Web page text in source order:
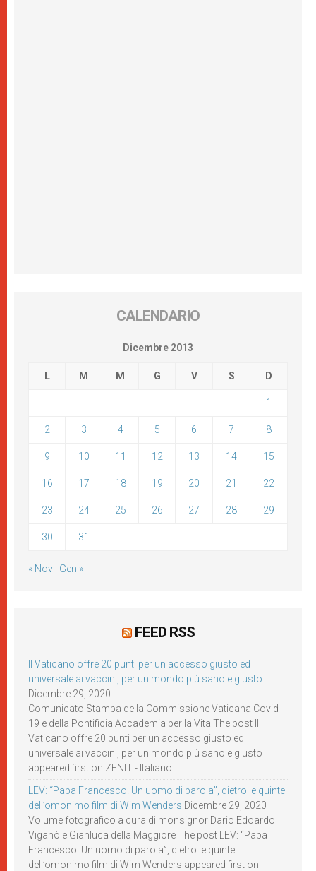
CALENDARIO
Dicembre 2013
L M M G V S D
1
2 3 4 5 6 7 8
9 10 11 12 13 14 15
16 17 18 19 20 21 22
23 24 25 26 27 28 29
30 31
« Nov Gen »
FEED RSS
Il Vaticano offre 20 punti per un accesso giusto ed
universale ai vaccini, per un mondo più sano e giusto
Dicembre 29, 2020
Comunicato Stampa della Commissione Vaticana Covid-
19 e della Pontificia Accademia per la Vita The post Il
Vaticano offre 20 punti per un accesso giusto ed
universale ai vaccini, per un mondo più sano e giusto
appeared first on ZENIT - Italiano.
LEV: “Papa Francesco. Un uomo di parola”, dietro le quinte
dell’omonimo film di Wim Wenders Dicembre 29, 2020
Volume fotografico a cura di monsignor Dario Edoardo
Viganò e Gianluca della Maggiore The post LEV: “Papa
Francesco. Un uomo di parola”, dietro le quinte
dell’omonimo film di Wim Wenders appeared first on